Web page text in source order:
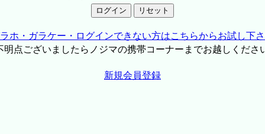
ホ・ガラケー・ログインできない方はこちらからお試し下
点ございましたらノジマの携帯コーナーまでお越しくださ
新規会員登録